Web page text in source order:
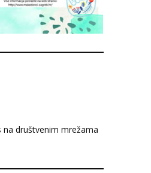
na društvenim mrežama